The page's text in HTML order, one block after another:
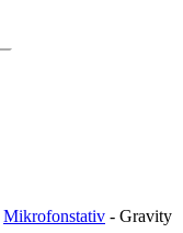
Mikrofonstativ - Gravity